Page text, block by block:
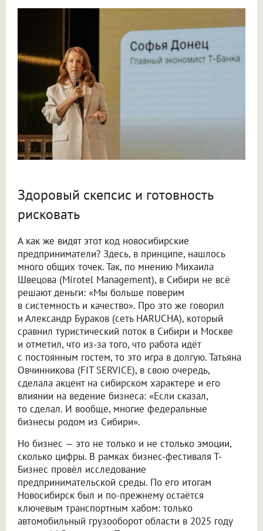
Здоровый скепсис и готовность
рисковать
А как же видят этот код новосибирские
предприниматели? Здесь, в принципе, нашлось
много общих точек. Так, по мнению Михаила
Швецова (Mirotel Management), в Сибири не всё
решают деньги: «Мы больше поверим
в системность и качество». Про это же говорил
и Александр Бураков (сеть HARUCHA), который
сравнил туристический поток в Сибири и Москве
и отметил, что из-за того, что работа идёт
с постоянным гостем, то это игра в долгую. Татьяна
Овчинникова (FIT SERVICE), в свою очередь,
сделала акцент на сибирском характере и его
влиянии на ведение бизнеса: «Если сказал,
то сделал. И вообще, многие федеральные
бизнесы родом из Сибири».
Но бизнес — это не только и не столько эмоции,
сколько цифры. В рамках бизнес-фестиваля Т-
Бизнес провёл исследование
предпринимательской среды. По его итогам
Новосибирск был и по-прежнему остаётся
ключевым транспортным хабом: только
автомобильный грузооборот области в 2025 году